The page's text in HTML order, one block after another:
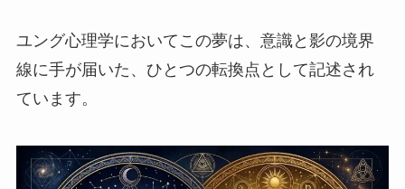
ユング心理学においてこの夢は、意識と影の境界
線に手が届いた、ひとつの転換点として記述され
ています。